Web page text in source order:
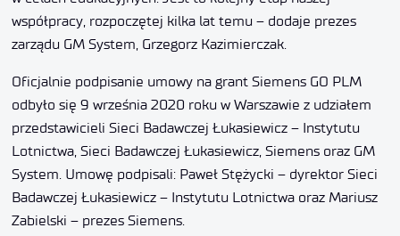
współpracy, rozpoczętej kilka lat temu – dodaje prezes
zarządu GM System, Grzegorz Kazimierczak.
Oficjalnie podpisanie umowy na grant Siemens GO PLM
odbyło się 9 września 2020 roku w Warszawie z udziałem
przedstawicieli Sieci Badawczej Łukasiewicz – Instytutu
Lotnictwa, Sieci Badawczej Łukasiewicz, Siemens oraz GM
System. Umowę podpisali: Paweł Stężycki – dyrektor Sieci
Badawczej Łukasiewicz – Instytutu Lotnictwa oraz Mariusz
Zabielski – prezes Siemens.